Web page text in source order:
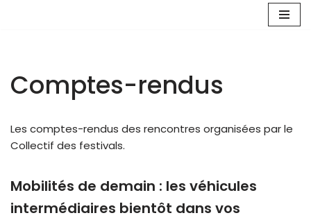
Comptes-rendus
Les comptes-rendus des rencontres organisées par le
Collectif des festivals.
Mobilités de demain : les véhicules
intermédiaires bientôt dans vos